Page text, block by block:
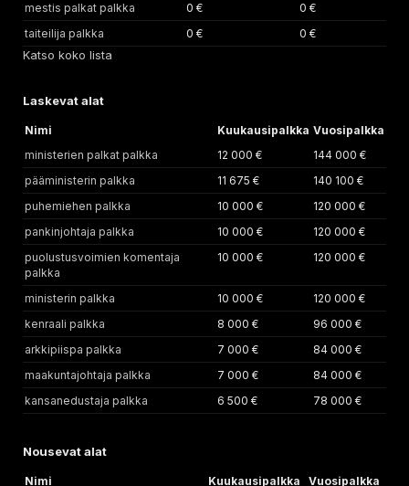
mestis palkat palkka
0 €
0 €
taiteilija palkka
0 € 0 €
Katso koko lista
Laskevat alat
Nimi Kuukausipalkka Vuosipalkka
ministerien palkat palkka
12 000 €
144 000 €
pääministerin palkka
11 675 €
140 100 €
puhemiehen palkka
10 000 €
120 000 €
pankinjohtaja palkka
10 000 €
120 000 €
puolustusvoimien komentaja
palkka
10 000 € 120 000 €
ministerin palkka 10 000 €
120 000 €
kenraali palkka
8 000 €
96 000 €
arkkipiispa palkka
7 000 €
84 000 €
maakuntajohtaja palkka
7 000 €
84 000 €
kansanedustaja palkka
6 500 € 78 000 €
Nousevat alat
Nimi Kuukausipalkka Vuosipalkka